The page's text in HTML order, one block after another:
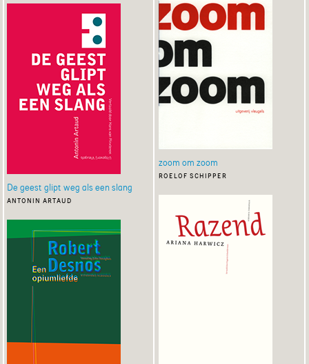
De geest glipt weg als een slang
antonin artaud
zoom om zoom
roelof schipper